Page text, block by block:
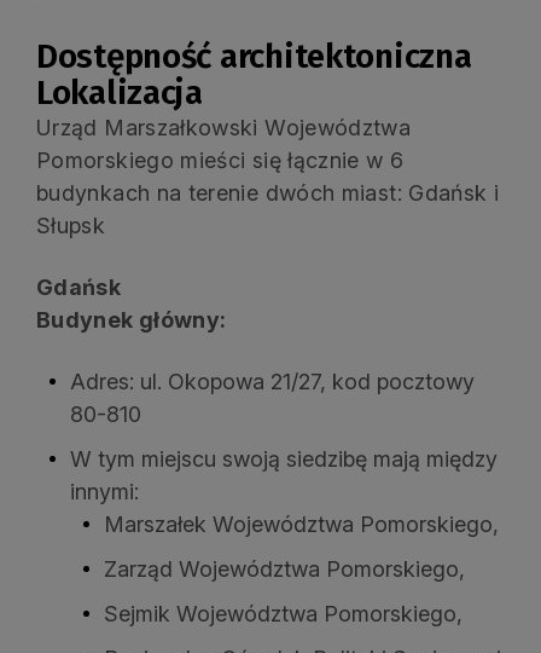
Dostępność architektoniczna
Lokalizacja
Urząd Marszałkowski Województwa
Pomorskiego mieści się łącznie w 6
budynkach na terenie dwóch miast: Gdańsk i
Słupsk
Gdańsk
Budynek główny:
Adres: ul. Okopowa 21/27, kod pocztowy
80-810
W tym miejscu swoją siedzibę mają między
innymi:
Marszałek Województwa Pomorskiego,
Zarząd Województwa Pomorskiego,
Sejmik Województwa Pomorskiego,